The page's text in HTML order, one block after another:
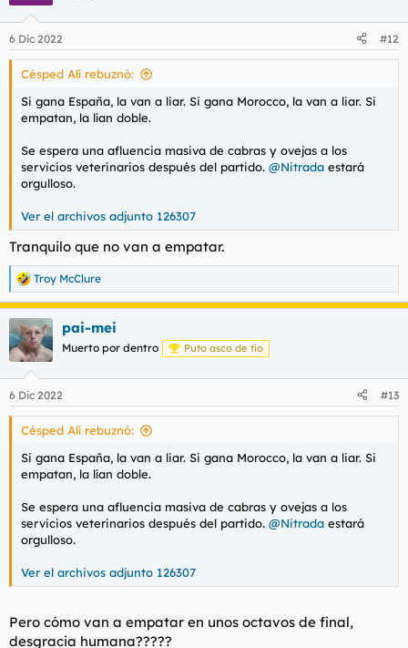
6 Dic 2022 #12
Césped Alí rebuznó:
Si gana España, la van a liar. Si gana Morocco, la van a liar. Si
empatan, la lían doble.
Se espera una afluencia masiva de cabras y ovejas a los
servicios veterinarios después del partido. @Nitrada estará
orgulloso.
Ver el archivos adjunto 126307
Tranquilo que no van a empatar.
R
e
c
c
i
e
s
Troy McClure
pai-mei
Muerto por dentro Puto asco de tío
6 Dic 2022 #13
Césped Alí rebuznó:
Si gana España, la van a liar. Si gana Morocco, la van a liar. Si
empatan, la lían doble.
Se espera una afluencia masiva de cabras y ovejas a los
servicios veterinarios después del partido. @Nitrada estará
orgulloso.
Ver el archivos adjunto 126307
Pero cómo van a empatar en unos octavos de final,
desgracia humana?????